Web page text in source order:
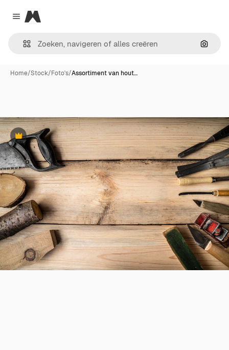
Close menu
Magnific
Home/Stock/Foto's/Assortiment van hout…
Premium